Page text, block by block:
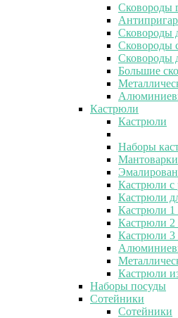
Сковороды
Сковороды
Сковороды
Сковороды
Большие
Кастрюли
Кастрюли
Наборы
Мантоварки
Кастрюли с
Кастрюли
Кастрюли 1
Кастрюли 2
Кастрюли 3
Кастрюли
Наборы посуды
Сотейники
Сотейники